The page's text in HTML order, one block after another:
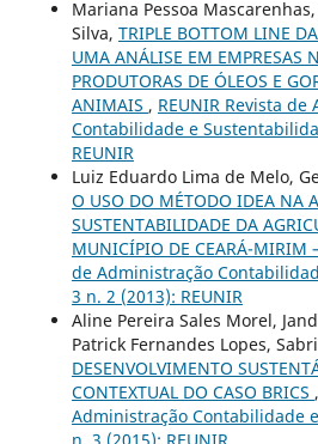
Mariana Pessoa
Silva, TRIPLE BOTTOM LINE
UMA ANÁLISE EM EMPRESAS
PRODUTORAS DE ÓLEOS E
ANIMAIS , REUNIR Revista
Contabilidade e
REUNIR
Luiz Eduardo Lima de Melo,
O USO DO MÉTODO IDEA NA
SUSTENTABILIDADE DA
MUNICÍPIO DE CEARÁ-MIRIM
de Administração
3 n. 2 (2013): REUNIR
Aline Pereira Sales Morel,
Patrick Fernandes Lopes,
DESENVOLVIMENTO
CONTEXTUAL DO CASO BRICS ,
Administração Contabilidade